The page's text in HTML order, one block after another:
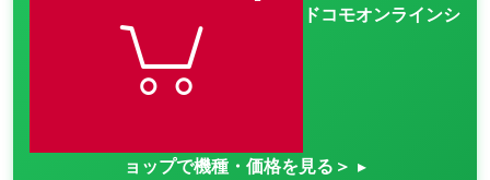
ドコモオンラインシ
ョップで機種・価格を見る＞